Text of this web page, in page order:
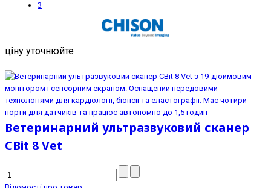
3
ціну уточнюйте
Ветеринарний ультразвуковий сканер
CBit 8 Vet